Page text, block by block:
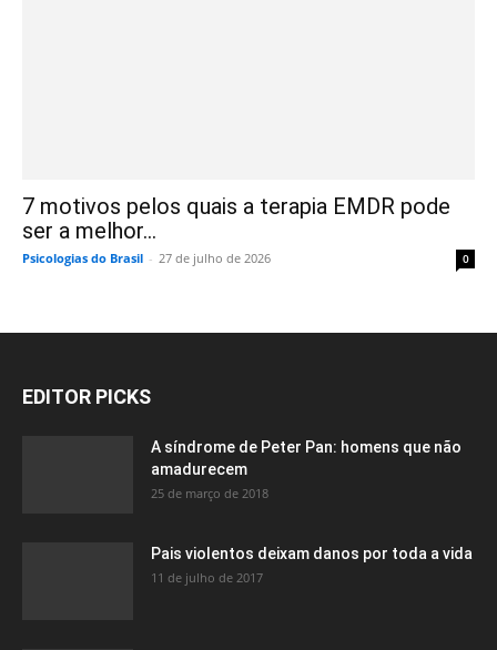
7 motivos pelos quais a terapia EMDR pode
ser a melhor...
Psicologias do Brasil - 27 de julho de 2026 0
EDITOR PICKS
A síndrome de Peter Pan: homens que não
amadurecem
25 de março de 2018
Pais violentos deixam danos por toda a vida
11 de julho de 2017